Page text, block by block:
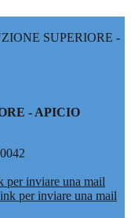
SUPERIORE -
- APICIO
per inviare una mail
per inviare una mail